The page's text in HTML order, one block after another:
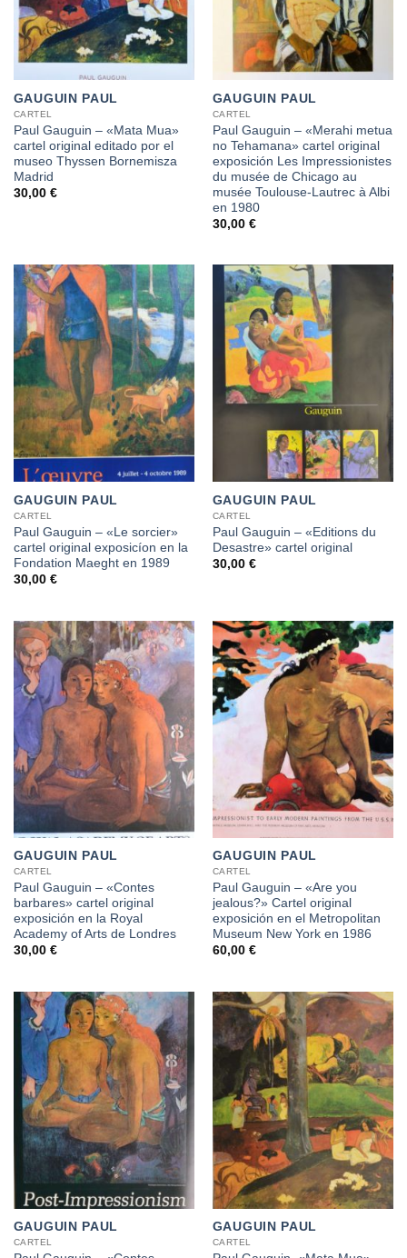
GAUGUIN PAUL
CARTEL
Paul Gauguin – «Mata Mua»
cartel original editado por el
museo Thyssen Bornemisza
Madrid
30,00 €
GAUGUIN PAUL
CARTEL
Paul Gauguin – «Merahi metua
no Tehamana» cartel original
exposición Les Impressionistes
du musée de Chicago au
musée Toulouse-Lautrec à Albi
en 1980
30,00 €
GAUGUIN PAUL
CARTEL
Paul Gauguin – «Le sorcier»
cartel original exposicíon en la
Fondation Maeght en 1989
30,00 €
GAUGUIN PAUL
CARTEL
Paul Gauguin – «Editions du
Desastre» cartel original
30,00 €
GAUGUIN PAUL
CARTEL
Paul Gauguin – «Contes
barbares» cartel original
exposición en la Royal
Academy of Arts de Londres
30,00 €
GAUGUIN PAUL
CARTEL
Paul Gauguin – «Are you
jealous?» Cartel original
exposición en el Metropolitan
Museum New York en 1986
60,00 €
GAUGUIN PAUL
CARTEL
GAUGUIN PAUL
CARTEL